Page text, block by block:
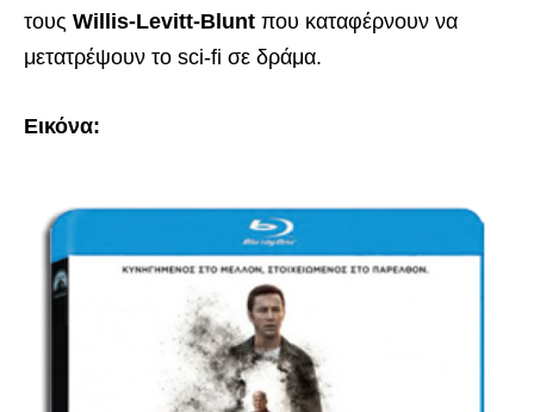
τους Willis-Levitt-Blunt που καταφέρνουν να
μετατρέψουν το sci-fi σε δράμα.
Εικόνα: